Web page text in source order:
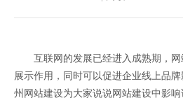
互联网的发展已经进入成熟期，网
展示作用，同时可以促进企业线上品
州网站建设为大家说说网站建设中影